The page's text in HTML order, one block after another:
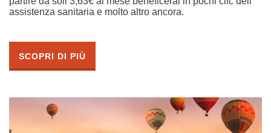
assistenza sanitaria e molto altro ancora.
SCOPRI DI PIÙ